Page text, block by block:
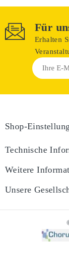
Für
Erhalten
Shop-
Technische
Weitere
Unsere